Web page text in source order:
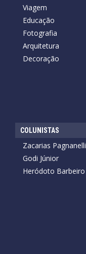
Viagem
Educação
Fotografia
Arquitetura
Decoração
COLUNISTAS
Zacarias Pagnanelli
Godi Júnior
Heródoto Barbeiro